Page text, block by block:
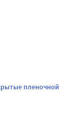
пленочной